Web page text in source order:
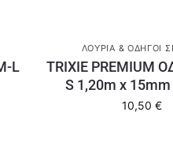
L
ΛΟΥΡΙΆ & ΟΔΗΓΟΊ
TRIXIE PREMIUM
S 1,20m x 15mm
10,50 €